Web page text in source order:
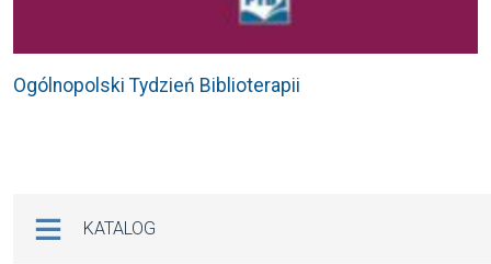
Ogólnopolski Tydzień Biblioterapii
KATALOG